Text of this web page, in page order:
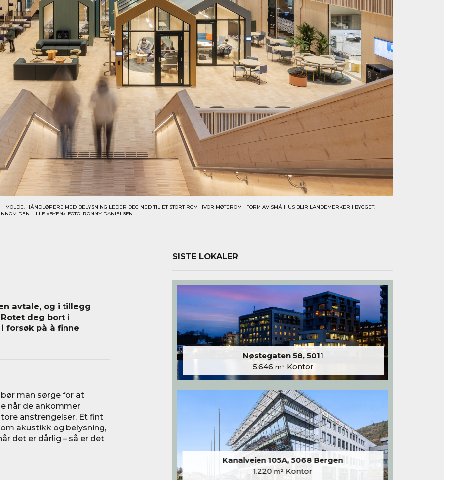
HÅNDLØPERE MED BELYSNING LEDER DEG NED TIL ET STORT ROM HVOR MØTEROM I FORM AV SMÅ HUS BLIR LANDEMERKER I BYGGET.
DEN LILLE «BYEN». FOTO: RONNY DANIELSEN
avtale, og i tillegg
deg bort i
forsøk på å finne
man sørge for at
når de ankommer
anstrengelser. Et fint
akustikk og belysning,
det er dårlig – så er det
SISTE LOKALER
Nøstegaten 58, 5011
5.646 m²Kontor
Kanalveien 105A, 5068 Bergen
1.220 m² Kontor